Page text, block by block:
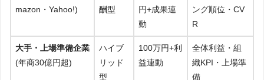
mazon・Yahoo!)
酬型
円+成果連
動
ング順位・CV
R
大手・上場準備企業
(年商30億円超)
ハイブ
リッド
型
100万円+利
益連動
全体利益・組
織KPI・上場準
備